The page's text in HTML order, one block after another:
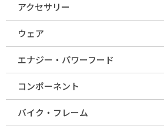
アクセサリー
ウェア
エナジー・パワーフード
コンポーネント
バイク・フレーム